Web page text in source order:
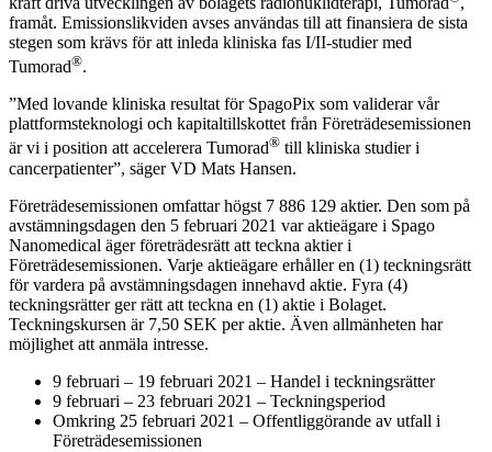
framåt. Emissionslikviden avses användas till att finansiera de sista
stegen som krävs för att inleda kliniska fas I/II-studier med
Tumorad®.
”Med lovande kliniska resultat för SpagoPix som validerar vår
plattformsteknologi och kapitaltillskottet från Företrädesemissionen
är vi i position att accelerera Tumorad® till kliniska studier i
cancerpatienter”, säger VD Mats Hansen.
Företrädesemissionen omfattar högst 7 886 129 aktier. Den som på
avstämningsdagen den 5 februari 2021 var aktieägare i Spago
Nanomedical äger företrädesrätt att teckna aktier i
Företrädesemissionen. Varje aktieägare erhåller en (1) teckningsrätt
för vardera på avstämningsdagen innehavd aktie. Fyra (4)
teckningsrätter ger rätt att teckna en (1) aktie i Bolaget.
Teckningskursen är 7,50 SEK per aktie. Även allmänheten har
möjlighet att anmäla intresse.
9 februari – 19 februari 2021 – Handel i teckningsrätter
9 februari – 23 februari 2021 – Teckningsperiod
Omkring 25 februari 2021 – Offentliggörande av utfall i
Företrädesemissionen